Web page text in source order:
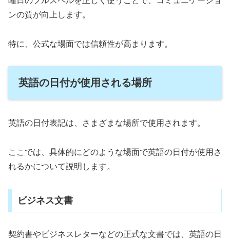
ンの質が向上します。
特に、公式な場面では信頼性が高まります。
英語の日付が使用される場所
英語の日付表記は、さまざまな場所で使用されます。
ここでは、具体的にどのような場面で英語の日付が使用さ
れるかについて説明します。
ビジネス文書
契約書やビジネスレターなどの正式な文書では、英語の日